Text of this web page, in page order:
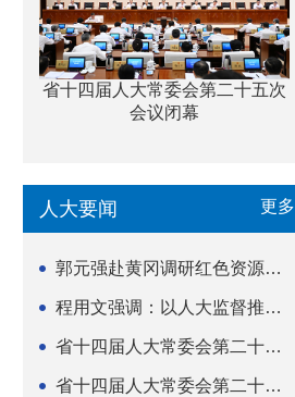
省十四届人大常委会第二十五次
会议闭幕
人大要闻 更多
郭元强赴黄冈调研红色资源保护传承立法等工作
程用文强调：以人大监督推动科技金融高质量发展
省十四届人大常委会第二十五次会议闭幕
省十四届人大常委会第二十五次会议举行